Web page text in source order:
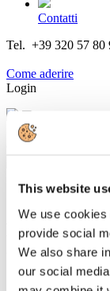
This website
We use
provide social
We also share
our social
Contatti
Tel. +39 320 57 80
Come aderire
Login
Cerca...
Financial
compagnie
del